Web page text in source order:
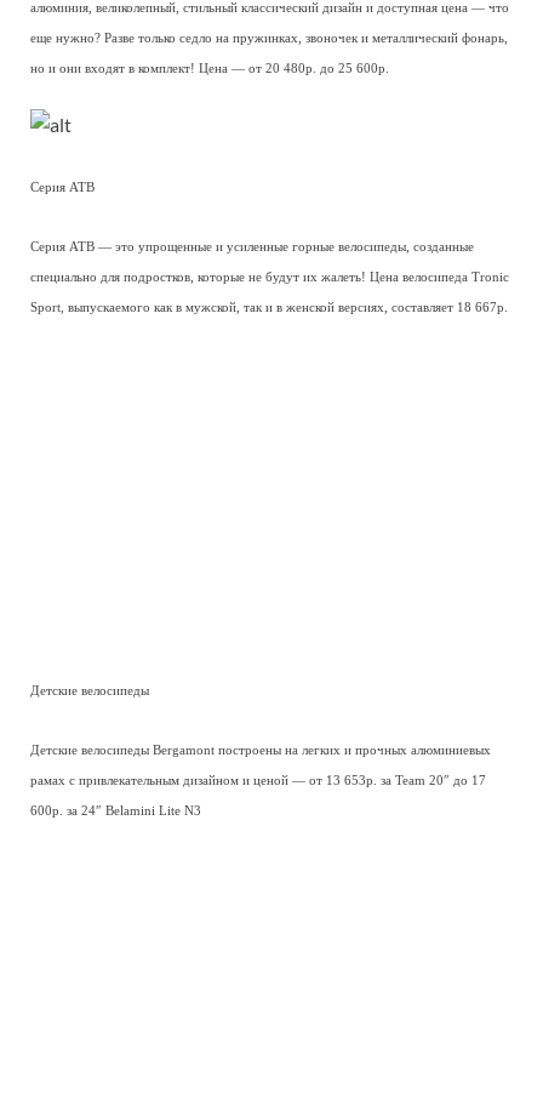
алюминия, великолепный, стильный классический дизайн и доступная цена — что
еще нужно? Разве только седло на пружинках, звоночек и металлический фонарь,
но и они входят в комплект! Цена — от 20 480р. до 25 600р.
Серия ATB
Серия ATB — это упрощенные и усиленные горные велосипеды, созданные
специально для подростков, которые не будут их жалеть! Цена велосипеда Tronic
Sport, выпускаемого как в мужской, так и в женской версиях, составляет 18 667р.